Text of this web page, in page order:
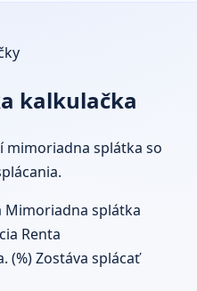
kalkulačka
mimoriadna splátka so
Mimoriadna splátka
Renta
(%)Zostáva splácať